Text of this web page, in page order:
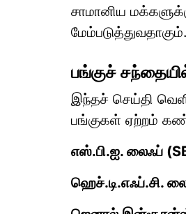
சாமானிய
மேம்படுத்துவதாகும்.
பங்குச்
இந்தச் செய்தி
பங்குகள் ஏற்றம்
எஸ்.பி.ஐ. லைஃப்
ஹெச்.டி.எஃப்.சி.